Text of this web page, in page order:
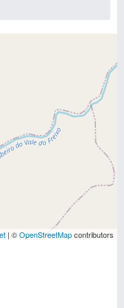
| ©OpenStreetMapcontributors